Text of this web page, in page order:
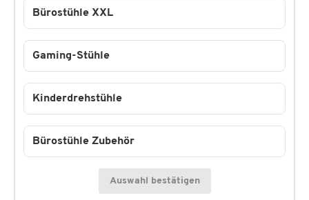
Bürostühle XXL
Gaming-Stühle
Kinderdrehstühle
Bürostühle Zubehör
Auswahl bestätigen